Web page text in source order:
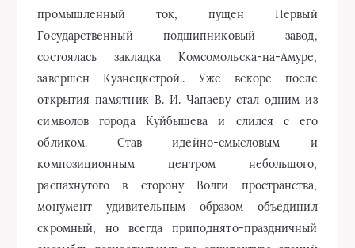
монумент удивительным образом объединил
скромный, но всегда приподнято-праздничный
ансамбль разностильных по архитектуре зданий
маленькой площади, в центре которой некогда
был театральный скверик.
С тех пор площадь, включившая в себя и
небольшой отрезок улицы Фрунзе, вдоль дома
крайкома партии и крайисполкома, стала
называться площадью имени В. И. Чапаева. Здесь
и раньше, начиная с 1917 года, проводились
различные митинги, массовые собрания,